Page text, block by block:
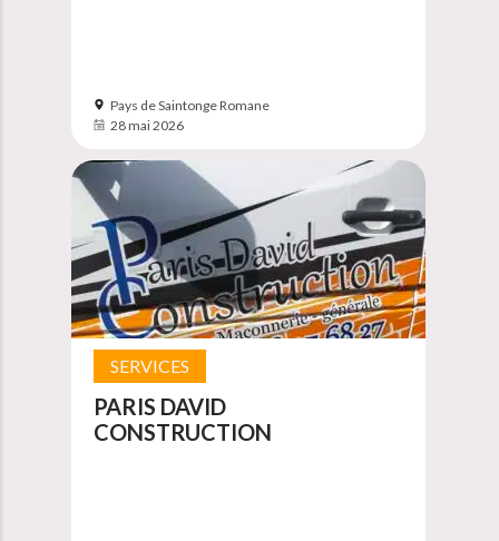
Pays de Saintonge Romane
28 mai 2026
SERVICES
PARIS DAVID
CONSTRUCTION